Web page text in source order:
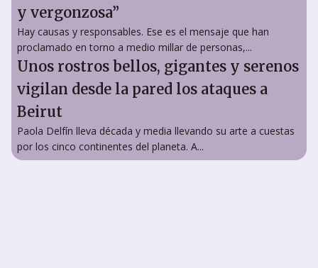
y vergonzosa”
Hay causas y responsables. Ese es el mensaje que han
proclamado en torno a medio millar de personas,...
Unos rostros bellos, gigantes y serenos
vigilan desde la pared los ataques a
Beirut
Paola Delfín lleva década y media llevando su arte a cuestas
por los cinco continentes del planeta. A...